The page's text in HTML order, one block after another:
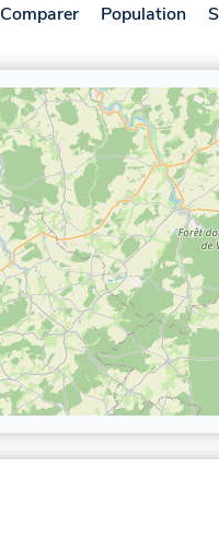
Comparer Population